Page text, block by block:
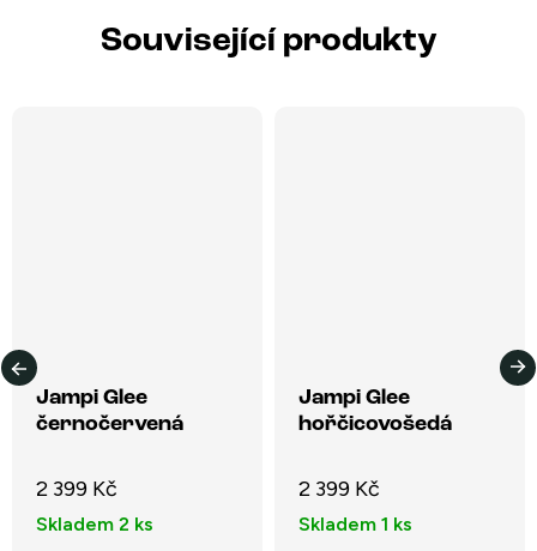
Související produkty
Jampi Glee
černočervená
2 399 Kč
Skladem 2 ks
Jampi Glee
hořčicovošedá
2 399 Kč
Skladem 1 ks